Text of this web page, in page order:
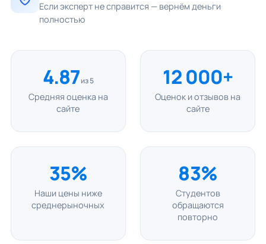
Если эксперт не справится — вернём деньги
полностью
4.87из 5
Средняя оценка на
сайте
12 000+
Оценок и отзывов на
сайте
35%
Наши цены ниже
среднерыночных
83%
Студентов
обращаются
повторно